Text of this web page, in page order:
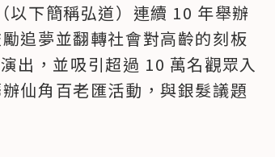
下簡稱弘道）連續 10 年舉辦
追夢並翻轉社會對高齡的刻板
出，並吸引超過 10 萬名觀眾入
仙角百老匯活動，與銀髮議題